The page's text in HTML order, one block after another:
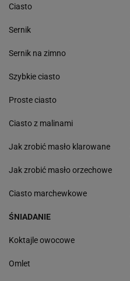
Ciasto
Sernik
Sernik na zimno
Szybkie ciasto
Proste ciasto
Ciasto z malinami
Jak zrobić masło klarowane
Jak zrobić masło orzechowe
Ciasto marchewkowe
ŚNIADANIE
Koktajle owocowe
Omlet